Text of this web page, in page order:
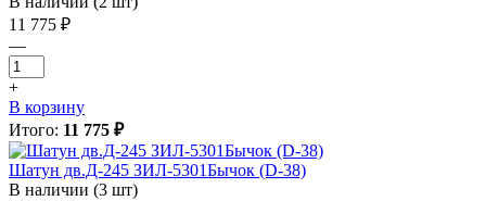
11 775 ₽
—
+
В корзину
Итого: 11 775 ₽
Шатун дв.Д-245 ЗИЛ-5301Бычок (D-38)
В наличии (3 шт)